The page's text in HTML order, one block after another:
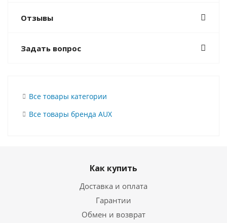
Отзывы
Задать вопрос
Все товары категории
Все товары бренда AUX
Как купить
Доставка и оплата
Гарантии
Обмен и возврат